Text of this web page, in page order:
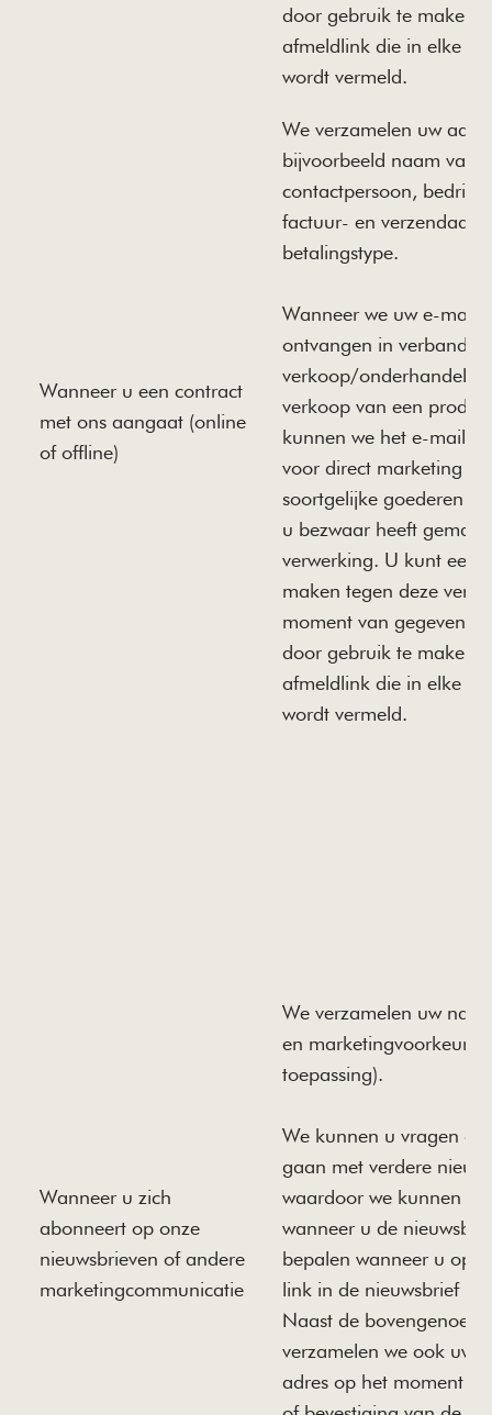
door gebruik te maken
afmeldlink die in elke
wordt vermeld.
Wanneer u een contract
met ons aangaat (online
of offline)
We verzamelen uw
bijvoorbeeld naam van
contactpersoon,
factuur- en
betalingstype.
Wanneer we uw e-
ontvangen in verband
verkoop/
verkoop van een
kunnen we het e-
voor direct marketing
soortgelijke goederen of
u bezwaar heeft
verwerking. U kunt
maken tegen deze
moment van
door gebruik te maken
afmeldlink die in elke
wordt vermeld.
Wanneer u zich
abonneert op onze
nieuwsbrieven of andere
marketingcommunicatie
We verzamelen uw
en
toepassing).
We kunnen u vragen
gaan met verdere
waardoor we kunnen
wanneer u de
bepalen wanneer u op
link in de nieuwsbrief
Naast de
verzamelen we ook uw
adres op het moment